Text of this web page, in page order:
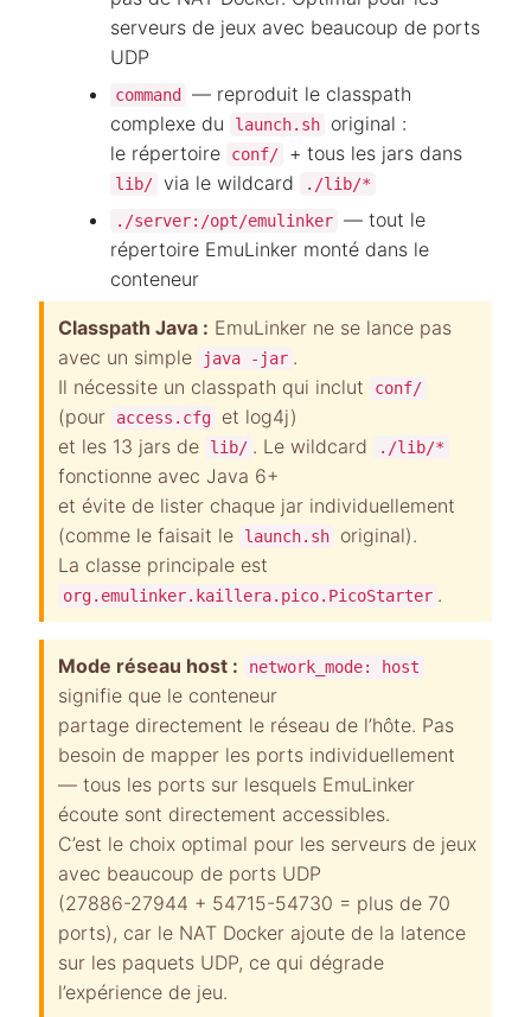
serveurs de jeux avec beaucoup de ports
UDP
command
— reproduit le classpath
complexe du
launch.sh
original :
le répertoire
conf/ + tous les jars dans
lib/ via le wildcard
./lib/*
./server:/opt/emulinker — tout le
répertoire EmuLinker monté dans le
conteneur
Classpath Java : EmuLinker ne se lance pas
avec un simple
java -jar .
Il nécessite un classpath qui inclut
conf/
(pour access.cfg
et log4j)
et les 13 jars de
lib/ . Le wildcard ./lib/*
fonctionne avec Java 6+
et évite de lister chaque jar individuellement
(comme le faisait le
launch.sh
original).
La classe principale est
org.emulinker.kaillera.pico.PicoStarter .
Mode réseau host : network_mode: host
signifie que le conteneur
partage directement le réseau de l’hôte. Pas
besoin de mapper les ports individuellement
— tous les ports sur lesquels EmuLinker
écoute sont directement accessibles.
C’est le choix optimal pour les serveurs de jeux
avec beaucoup de ports UDP
(27886-27944 + 54715-54730 = plus de 70
ports), car le NAT Docker ajoute de la latence
sur les paquets UDP, ce qui dégrade
l’expérience de jeu.